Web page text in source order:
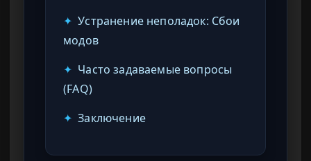
✦ Устранение неполадок: Сбои
модов
✦ Часто задаваемые вопросы
(FAQ)
✦ Заключение